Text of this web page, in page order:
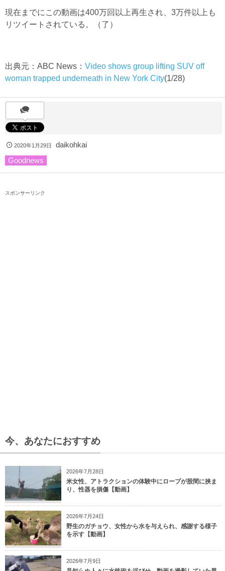
現在までにこの動画は400万回以上再生され、3万件以上も
リツイートされている。（了）
出典元：ABC News： Video shows group lifting SUV off
woman trapped underneath in New York City(1/28)
2020年1月29日
daikohkai
Goodnews
スポンサーリンク
今、あなたにおすすめ
2026年7月28日
米女性、アトラクションの体験中にロープが股間に挟ま
り、性器を損傷【動画】
2026年7月24日
野生のガチョウ、女性から水を与えられ、感謝する様子
を示す【動画】
2026年7月9日